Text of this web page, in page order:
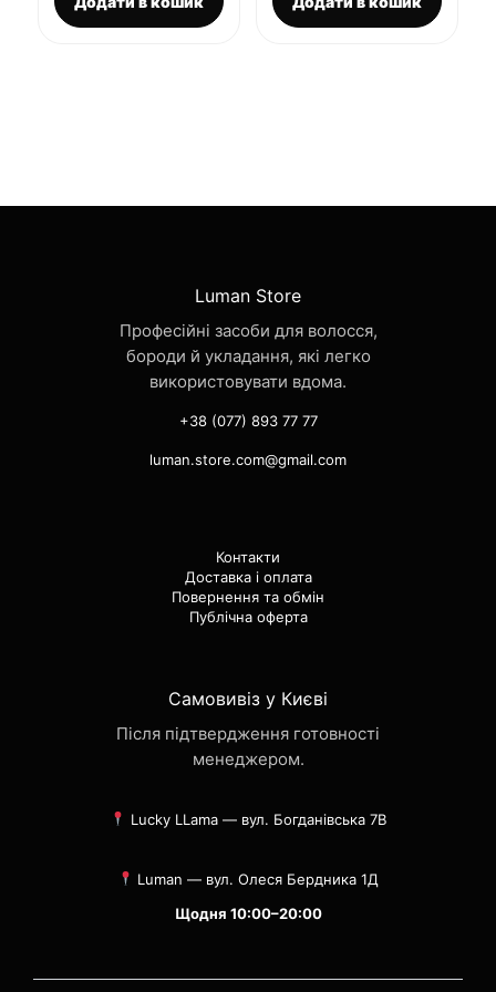
Luman Store
Професійні засоби для волосся,
бороди й укладання, які легко
використовувати вдома.
+38 (077) 893 77 77
luman.store.com@gmail.com
Контакти
Доставка і оплата
Повернення та обмін
Публічна оферта
Самовивіз у Києві
Після підтвердження готовності
менеджером.
Lucky LLama — вул. Богданівська 7В
Luman — вул. Олеся Бердника 1Д
Щодня 10:00–20:00